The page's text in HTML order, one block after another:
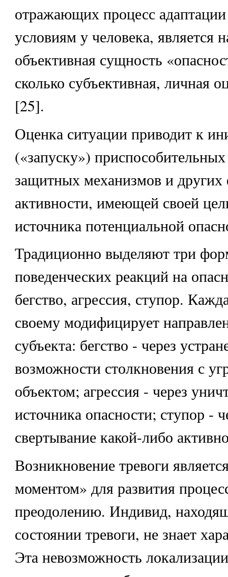
отражающих процесс
условиям у человека, является
объективная сущность
сколько субъективная, личная
[25].
Оценка ситуации приводит к
(«запуску»)
защитных механизмов и
активности, имеющей своей
источника потенциальной
Традиционно выделяют три
поведенческих реакций на
бегство, агрессия, ступор.
своему модифицирует
субъекта: бегство - через
возможности столкновения с
объектом; агрессия - через
источника опасности; ступор -
свертывание какой-либо
Возникновение тревоги
моментом» для развития
преодолению. Индивид,
состоянии тревоги, не знает
Эта невозможность